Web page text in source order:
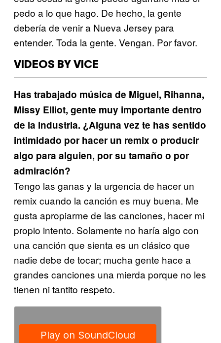
pedo a lo que hago. De hecho, la gente
debería de venir a Nueva Jersey para
entender. Toda la gente. Vengan. Por favor.
VIDEOS BY VICE
Has trabajado música de Miguel, Rihanna,
Missy Elliot, gente muy importante dentro
de la industria. ¿Alguna vez te has sentido
intimidado por hacer un remix o producir
algo para alguien, por su tamaño o por
admiración?
Tengo las ganas y la urgencia de hacer un
remix cuando la canción es muy buena. Me
gusta apropiarme de las canciones, hacer mi
propio intento. Solamente no haría algo con
una canción que sienta es un clásico que
nadie debe de tocar; mucha gente hace a
grandes canciones una mierda porque no les
tienen ni tantito respeto.